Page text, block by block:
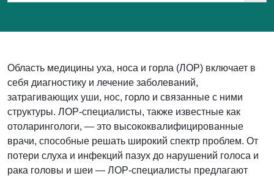
Область медицины уха, носа и горла (ЛОР) включает в
себя диагностику и лечение заболеваний,
затрагивающих уши, нос, горло и связанные с ними
структуры. ЛОР-специалисты, также известные как
отоларингологи, — это высококвалифицированные
врачи, способные решать широкий спектр проблем. От
потери слуха и инфекций пазух до нарушений голоса и
рака головы и шеи — ЛОР-специалисты предлагают